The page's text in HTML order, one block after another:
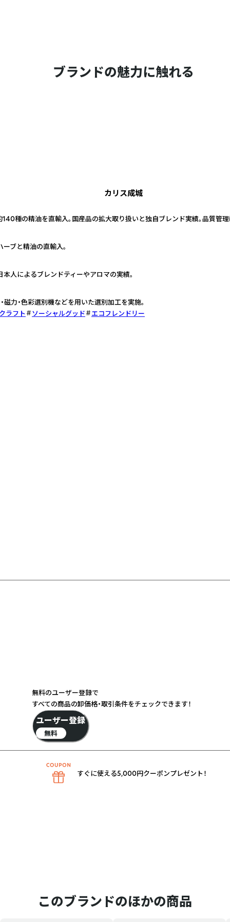
ブランドの魅力に触れる
カリス成城
種の精油を直輸入。国産品の拡大取り扱いと独自ブレンド実績。品質管
ブと精油の直輸入。
人によるブレンドティーやアロマの実績。
力・色彩選別機などを用いた選別加工を実施。
ラフト
ソーシャルグッド エコフレンドリー
このブランドのほかの商品
無料のユーザー登録で
すべての商品の卸価格・取引条件をチェックできます！
ユーザー登録
無料
すぐに使える5,000円クーポンプレゼント！